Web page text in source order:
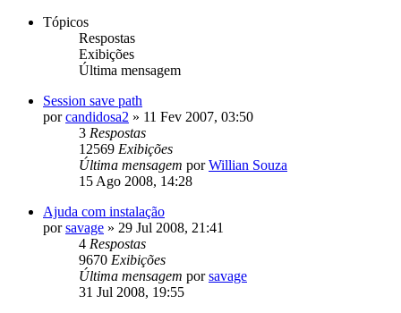
Tópicos
Respostas
Exibições
Última mensagem
Session save path
porcandidosa2 » 11 Fev 2007, 03:50
3 Respostas
12569 Exibições
Última mensagem porWillian Souza
15 Ago 2008, 14:28
Ajuda com instalação
porsavage » 29 Jul 2008, 21:41
4 Respostas
9670 Exibições
Última mensagem porsavage
31 Jul 2008, 19:55